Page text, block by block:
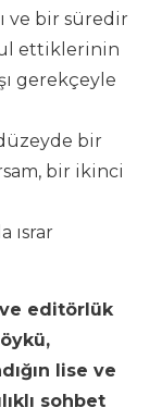
ve bir süredir
ettiklerinin
gerekçeyle
bir
bir ikinci
ısrar
editörlük
lise ve
sohbet